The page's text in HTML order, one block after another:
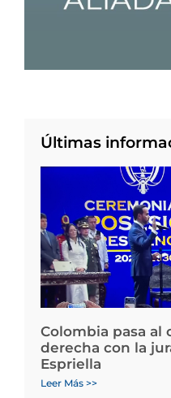
Últimas
Colombia pasa al
derecha con la
Espriella
Leer Más >>